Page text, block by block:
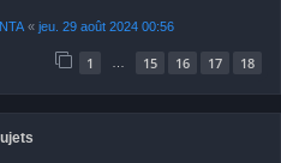
« jeu. 29 août 2024 00:56
1 15 16 17 18